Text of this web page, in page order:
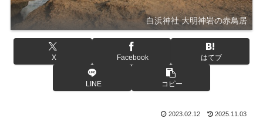
白浜神社 大明神岩の赤鳥居
X Facebook はてブ
LINE コピー
2023.02.12 2025.11.03